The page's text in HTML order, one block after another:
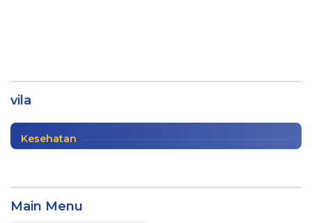
vila
Vila ini Pusat Pelatihan Terorisme
Nasional
Kesehatan
Main Menu